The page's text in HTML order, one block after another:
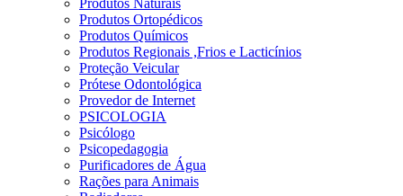
Produtos Naturais
Produtos Ortopédicos
Produtos Químicos
Produtos Regionais ,Frios e Lacticínios
Proteção Veicular
Prótese Odontológica
Provedor de Internet
PSICOLOGIA
Psicólogo
Psicopedagogia
Purificadores de Água
Rações para Animais